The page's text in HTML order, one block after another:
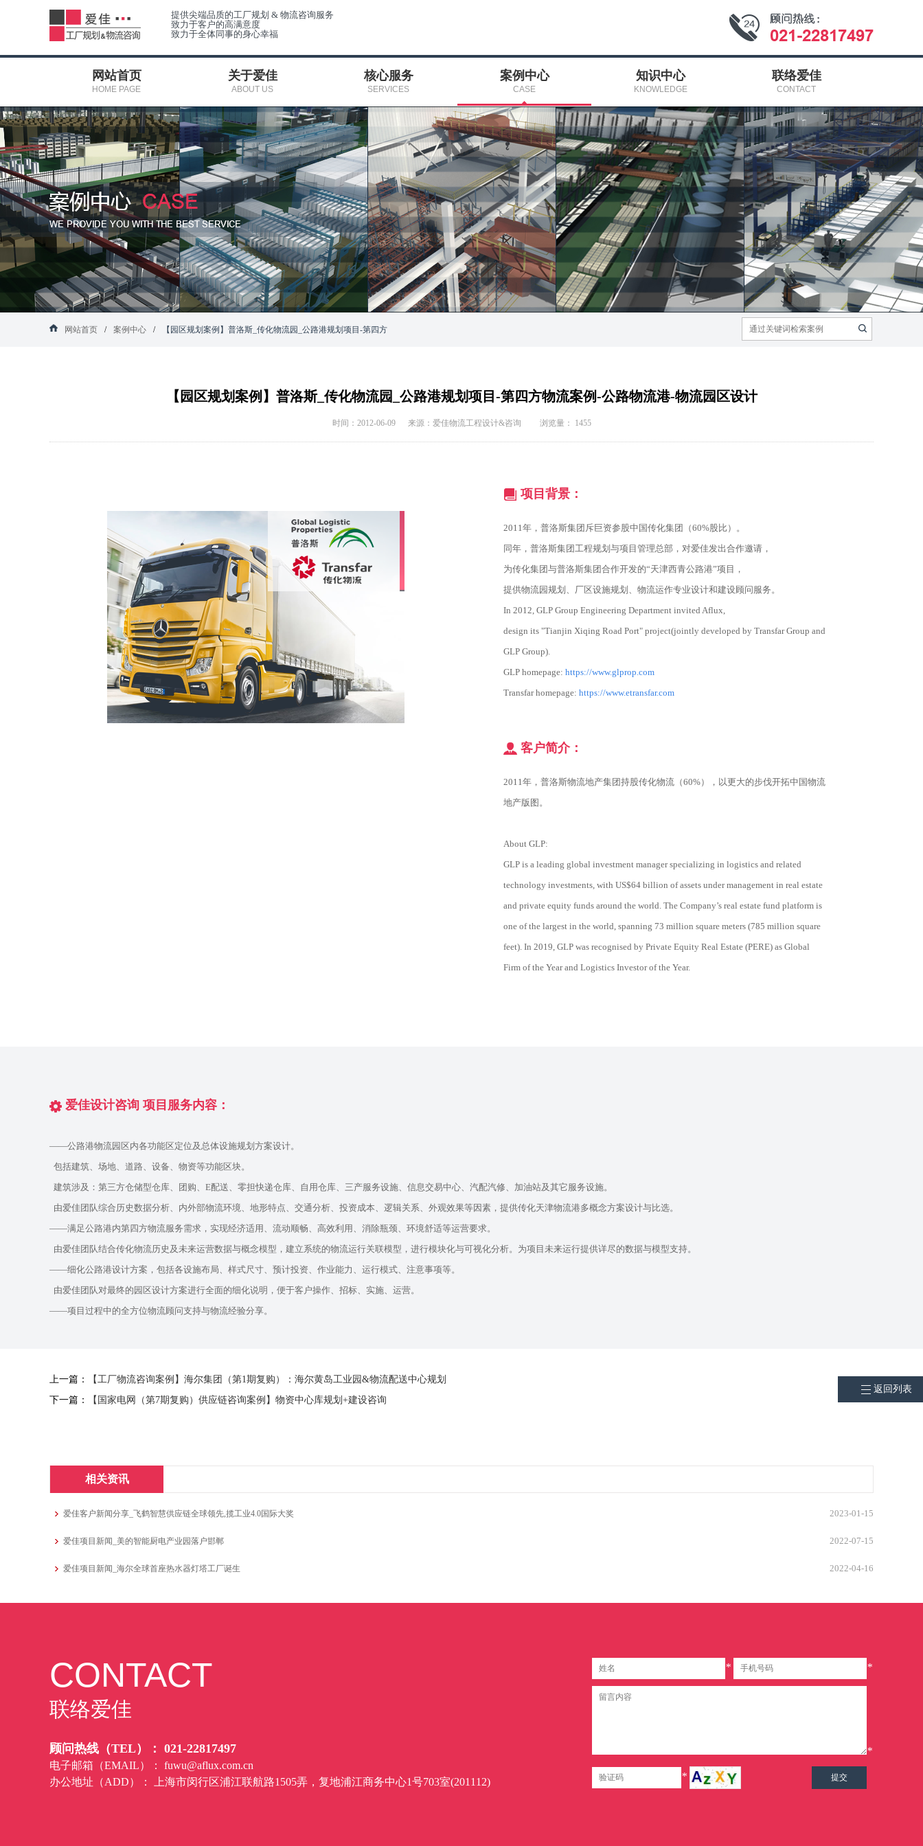
提供尖端品质的工厂规划 & 物流咨询服务
致力于客户的高满意度
致力于全体同事的身心幸福
网站首页
HOME PAGE
关于爱佳
ABOUT US
核心服务
SERVICES
案例中心
CASE
知识中心
KNOWLEDGE
联络爱佳
CONTACT
网站首页 / 案例中心 / 【园区规划案例】普洛斯_传化物流园_公路港规划项目-第四方
【园区规划案例】普洛斯_传化物流园_公路港规划项目-第四方物流案例-公路物流港-物流园区设计
时间：2012-06-09 来源：爱佳物流工程设计&咨询 浏览量： 1455
项目背景：
2011年，普洛斯集团斥巨资参股中国传化集团（60%股比）。
同年，普洛斯集团工程规划与项目管理总部，对爱佳发出合作邀请，
为传化集团与普洛斯集团合作开发的“天津西青公路港”项目，
提供物流园规划、厂区设施规划、物流运作专业设计和建设顾问服务。
In 2012, GLP Group Engineering Department invited Aflux,
design its "Tianjin Xiqing Road Port" project(jointly developed by Transfar Group and
GLP Group).
GLP homepage: https://www.glprop.com
Transfar homepage: https://www.etransfar.com
客户简介：
2011年，普洛斯物流地产集团持股传化物流（60%），以更大的步伐开拓中国物流
地产版图。
About GLP:
GLP is a leading global investment manager specializing in logistics and related
technology investments, with US$64 billion of assets under management in real estate
and private equity funds around the world. The Company’s real estate fund platform is
one of the largest in the world, spanning 73 million square meters (785 million square
feet). In 2019, GLP was recognised by Private Equity Real Estate (PERE) as Global
Firm of the Year and Logistics Investor of the Year.
爱佳设计咨询 项目服务内容：
——公路港物流园区内各功能区定位及总体设施规划方案设计。
包括建筑、场地、道路、设备、物资等功能区块。
建筑涉及：第三方仓储型仓库、团购、E配送、零担快递仓库、自用仓库、三产服务设施、信息交易中心、汽配汽修、加油站及其它服务设施。
由爱佳团队综合历史数据分析、内外部物流环境、地形特点、交通分析、投资成本、逻辑关系、外观效果等因素，提供传化天津物流港多概念方案设计与比选。
——满足公路港内第四方物流服务需求，实现经济适用、流动顺畅、高效利用、消除瓶颈、环境舒适等运营要求。
由爱佳团队结合传化物流历史及未来运营数据与概念模型，建立系统的物流运行关联模型，进行模块化与可视化分析。为项目未来运行提供详尽的数据与模型支持。
——细化公路港设计方案，包括各设施布局、样式尺寸、预计投资、作业能力、运行模式、注意事项等。
由爱佳团队对最终的园区设计方案进行全面的细化说明，便于客户操作、招标、实施、运营。
——项目过程中的全方位物流顾问支持与物流经验分享。
上一篇：
【工厂物流咨询案例】海尔集团（第1期复购）：海尔黄岛工业园&物流配送中心规划
下一篇：
【国家电网（第7期复购）供应链咨询案例】物资中心库规划+建设咨询
返回列表
相关资讯
爱佳客户新闻分享_飞鹤智慧供应链全球领先,揽工业4.0国际大奖 2023-01-15
爱佳项目新闻_美的智能厨电产业园落户邯郸 2022-07-15
爱佳项目新闻_海尔全球首座热水器灯塔工厂诞生 2022-04-16
CONTACT
联络爱佳
顾问热线（TEL）： 021-22817497
电子邮箱（EMAIL）： fuwu@aflux.com.cn
办公地址（ADD）： 上海市闵行区浦江联航路1505弄，复地浦江商务中心1号703室(201112)
* *
*
*